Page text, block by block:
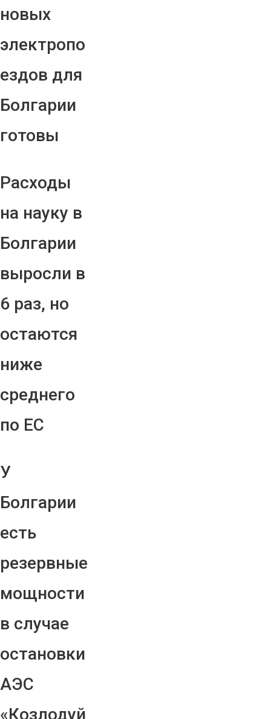
новых
электропо
ездов для
Болгарии
готовы
Расходы
на науку в
Болгарии
выросли в
6 раз, но
остаются
ниже
среднего
по ЕС
У
Болгарии
есть
резервные
мощности
в случае
остановки
АЭС
«Козлодуй